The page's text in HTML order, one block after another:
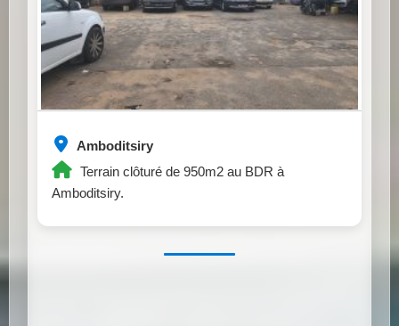
Amboditsiry
Terrain clôturé de 950m2 au BDR à
Amboditsiry.